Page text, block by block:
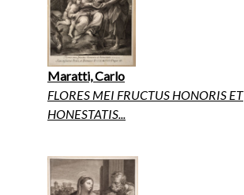
Maratti, Carlo
FLORES MEI FRUCTUS HONORIS ET
HONESTATIS...